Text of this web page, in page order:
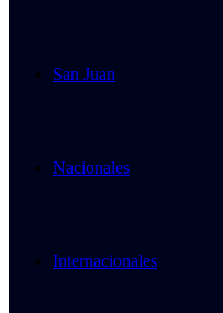
San Juan
Nacionales
Internacionales